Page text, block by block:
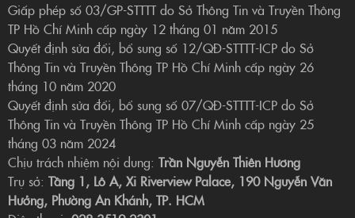
Giấp phép số 03/GP-STTTT do Sở Thông Tin và Truyền Thông
TP Hồ Chí Minh cấp ngày 12 tháng 01 năm 2015
Quyết định sửa đổi, bổ sung số 12/QĐ-STTTT-ICP do Sở
Thông Tin và Truyền Thông TP Hồ Chí Minh cấp ngày 26
tháng 10 năm 2020
Quyết định sửa đổi, bổ sung số 07/QĐ-STTTT-ICP do Sở
Thông Tin và Truyền Thông TP Hồ Chí Minh cấp ngày 25
tháng 03 năm 2024
Chịu trách nhiệm nội dung: Trần Nguyễn Thiên Hương
Trụ sở: Tầng 1, Lô A, Xi Riverview Palace, 190 Nguyễn Văn
Hưởng, Phường An Khánh, TP. HCM